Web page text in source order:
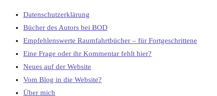
Datenschutzerklärung
Bücher des Autors bei BOD
Empfehlenswerte Raumfahrtbücher – für Fortgeschrittene
Eine Frage oder ihr Kommentar fehlt hier?
Neues auf der Website
Vom Blog in die Website?
Über mich